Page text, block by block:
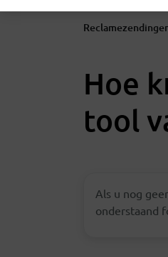
Hoe
tool
Als u nog
onderstaand